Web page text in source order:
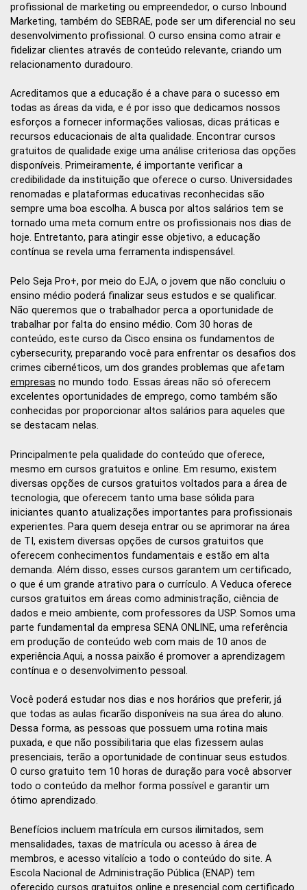
profissional de marketing ou empreendedor, o curso Inbound
Marketing, também do SEBRAE, pode ser um diferencial no seu
desenvolvimento profissional. O curso ensina como atrair e
fidelizar clientes através de conteúdo relevante, criando um
relacionamento duradouro.
Acreditamos que a educação é a chave para o sucesso em
todas as áreas da vida, e é por isso que dedicamos nossos
esforços a fornecer informações valiosas, dicas práticas e
recursos educacionais de alta qualidade. Encontrar cursos
gratuitos de qualidade exige uma análise criteriosa das opções
disponíveis. Primeiramente, é importante verificar a
credibilidade da instituição que oferece o curso. Universidades
renomadas e plataformas educativas reconhecidas são
sempre uma boa escolha. A busca por altos salários tem se
tornado uma meta comum entre os profissionais nos dias de
hoje. Entretanto, para atingir esse objetivo, a educação
contínua se revela uma ferramenta indispensável.
Pelo Seja Pro+, por meio do EJA, o jovem que não concluiu o
ensino médio poderá finalizar seus estudos e se qualificar.
Não queremos que o trabalhador perca a oportunidade de
trabalhar por falta do ensino médio. Com 30 horas de
conteúdo, este curso da Cisco ensina os fundamentos de
cybersecurity, preparando você para enfrentar os desafios dos
crimes cibernéticos, um dos grandes problemas que afetam
empresas no mundo todo. Essas áreas não só oferecem
excelentes oportunidades de emprego, como também são
conhecidas por proporcionar altos salários para aqueles que
se destacam nelas.
Principalmente pela qualidade do conteúdo que oferece,
mesmo em cursos gratuitos e online. Em resumo, existem
diversas opções de cursos gratuitos voltados para a área de
tecnologia, que oferecem tanto uma base sólida para
iniciantes quanto atualizações importantes para profissionais
experientes. Para quem deseja entrar ou se aprimorar na área
de TI, existem diversas opções de cursos gratuitos que
oferecem conhecimentos fundamentais e estão em alta
demanda. Além disso, esses cursos garantem um certificado,
o que é um grande atrativo para o currículo. A Veduca oferece
cursos gratuitos em áreas como administração, ciência de
dados e meio ambiente, com professores da USP. Somos uma
parte fundamental da empresa SENA ONLINE, uma referência
em produção de conteúdo web com mais de 10 anos de
experiência.Aqui, a nossa paixão é promover a aprendizagem
contínua e o desenvolvimento pessoal.
Você poderá estudar nos dias e nos horários que preferir, já
que todas as aulas ficarão disponíveis na sua área do aluno.
Dessa forma, as pessoas que possuem uma rotina mais
puxada, e que não possibilitaria que elas fizessem aulas
presenciais, terão a oportunidade de continuar seus estudos.
O curso gratuito tem 10 horas de duração para você absorver
todo o conteúdo da melhor forma possível e garantir um
ótimo aprendizado.
Benefícios incluem matrícula em cursos ilimitados, sem
mensalidades, taxas de matrícula ou acesso à área de
membros, e acesso vitalício a todo o conteúdo do site. A
Escola Nacional de Administração Pública (ENAP) tem
oferecido cursos gratuitos online e presencial com certificado.